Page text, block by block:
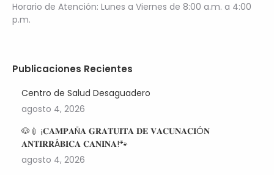
Horario de Atención: Lunes a Viernes de 8:00 a.m. a 4:00
p.m.
Publicaciones Recientes
Centro de Salud Desaguadero
agosto 4, 2026
🐶💉 ¡𝐂𝐀𝐌𝐏𝐀Ñ𝐀 𝐆𝐑𝐀𝐓𝐔𝐈𝐓𝐀 𝐃𝐄 𝐕𝐀𝐂𝐔𝐍𝐀𝐂𝐈Ó𝐍
𝐀𝐍𝐓𝐈𝐑𝐑Á𝐁𝐈𝐂𝐀 𝐂𝐀𝐍𝐈𝐍𝐀!🐾
agosto 4, 2026